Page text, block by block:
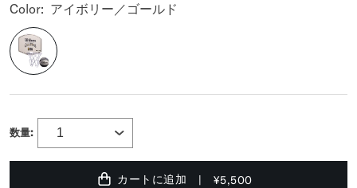
Color: アイボリー／ゴールド
数量:
カートに追加 ¥5,500